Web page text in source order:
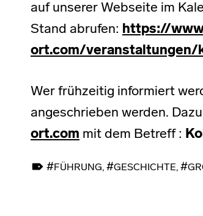
auf unserer Webseite im
Stand abrufen: https://
ort.com/
Wer frühzeitig informiert
angeschrieben werden.
ort.com mit dem Betreff :
FÜHRUNG, GESCHICHTE,